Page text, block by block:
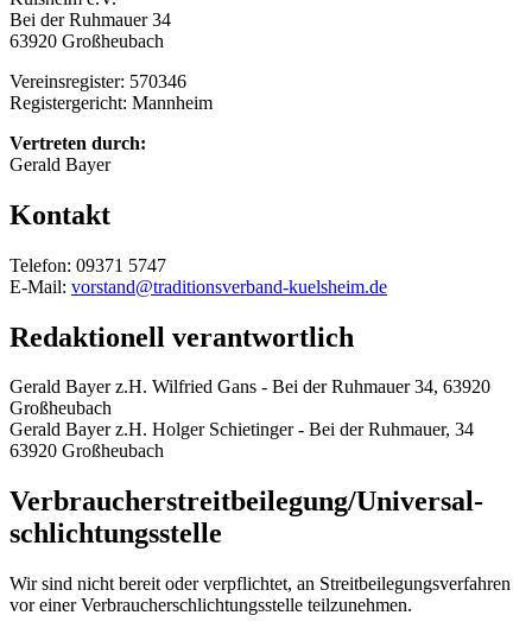
Bei der Ruhmauer 34
63920 Großheubach
Vereinsregister: 570346
Registergericht: Mannheim
Vertreten durch:
Gerald Bayer
Kontakt
Telefon: 09371 5747
E-Mail: vorstand@traditionsverband-kuelsheim.de
Redaktionell verantwortlich
Gerald Bayer z.H. Wilfried Gans - Bei der Ruhmauer 34, 63920
Großheubach
Gerald Bayer z.H. Holger Schietinger - Bei der Ruhmauer, 34
63920 Großheubach
Verbraucher­streit­beilegung/Universal­
schlichtungs­stelle
Wir sind nicht bereit oder verpflichtet, an Streitbeilegungsverfahren
vor einer Verbraucherschlichtungsstelle teilzunehmen.